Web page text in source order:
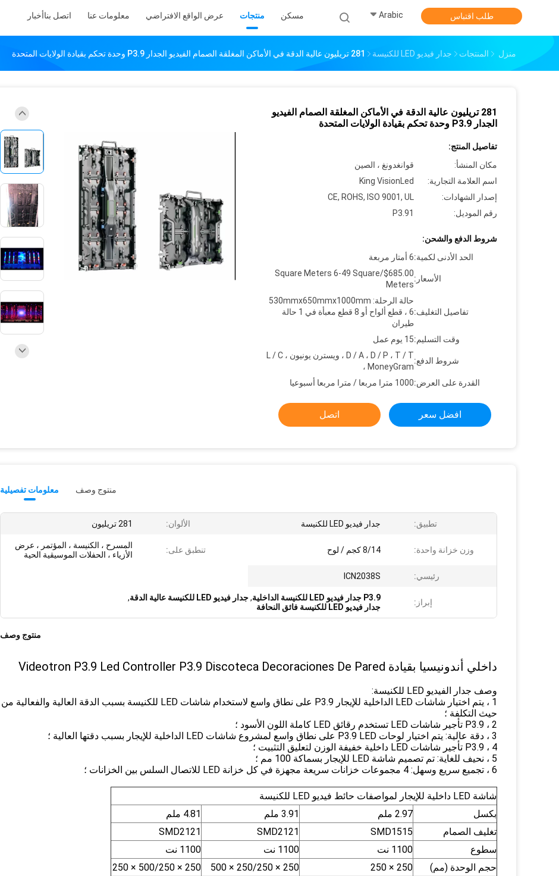
مسكن منتجات عرض الواقع الافتراضي معلومات عنا اتصل بناأخبار Arabic طلب اقتباس
منزل المنتجات جدار فيديو LED للكنيسة 281 تريليون عالية الدقة في الأماكن المغلقة الصمام الفيديو الجدار P3.9 وحدة تحكم بقيادة الولايات المتحدة
281 تريليون عالية الدقة في الأماكن المغلقة الصمام الفيديو
الجدار P3.9 وحدة تحكم بقيادة الولايات المتحدة
تفاصيل المنتج:
مكان المنشأ:
قوانغدونغ ، الصين
اسم العلامة التجارية:
King VisionLed
إصدار الشهادات:
CE, ROHS, ISO 9001, UL
رقم الموديل:
P3.91
شروط الدفع والشحن:
الحد الأدنى لكمية:6 أمتار مربعة
الأسعار:
$685.00/Square Meters 6-49 Square
Meters
تفاصيل التغليف:
حالة الرحلة: 530mmx650mmx1000mm
، 6 قطع ألواح أو 8 قطع معبأة في 1 حالة
طيران
وقت التسليم:15 يوم عمل
شروط الدفع:
D / A ، D / P ، T / T ، ويسترن يونيون ، L / C
، MoneyGram
القدرة على العرض:1000 مترا مربعا / مترا مربعا أسبوعيا
افضل سعر اتصل
معلومات تفصيلية منتوج وصف
تطبيق: جدار فيديو LED للكنيسة الألوان: 281 تريليون
وزن خزانة واحدة: 8/14 كجم / لوح تنطبق على:
المسرح ، الكنيسة ، المؤتمر ، عرض
الأزياء ، الحفلات الموسيقية الحية
رئيسي: ICN2038S
إبراز: P3.9 جدار فيديو LED للكنيسة الداخلية ,جدار فيديو LED للكنيسة عالية الدقة
,
جدار فيديو LED للكنيسة فائق النحافة
منتوج وصف
داخلي أندونيسيا بقيادة Videotron P3.9 Led Controller P3.9 Discoteca Decoraciones De Pared
وصف جدار الفيديو LED للكنيسة:
1 ، يتم اختيار شاشات LED الداخلية للإيجار P3.9 على نطاق واسع لاستخدام شاشات LED للكنيسة بسبب الدقة العالية والفعالية من
حيث التكلفة ؛
2 ، P3.9 تأجير شاشات LED تستخدم رقائق LED كاملة اللون الأسود ؛
3 ، دقة عالية: يتم اختيار لوحات P3.9 LED على نطاق واسع لمشروع شاشات LED الداخلية للإيجار بسبب دقتها العالية ؛
4 ، P3.9 تأجير شاشات LED داخلية خفيفة الوزن لتعليق التثبيت ؛
5 ، نحيف للغاية: تم تصميم شاشة LED للإيجار بسماكة 100 مم ؛
6 ، تجميع سريع وسهل: 4 مجموعات خزانات سريعة مجهزة في كل خزانة LED للاتصال السلس بين الخزانات ؛
شاشة LED داخلية للإيجار لمواصفات حائط فيديو LED للكنيسة
بكسل
2.97 ملم 3.91 ملم
4.81 ملم
تغليف الصمام
SMD1515
SMD2121
SMD2121
سطوع
1100 نت 1100 نت
1100 نت
حجم الوحدة (مم)
250 × 250
250 × 250/250 × 500
250 × 500/250 × 250